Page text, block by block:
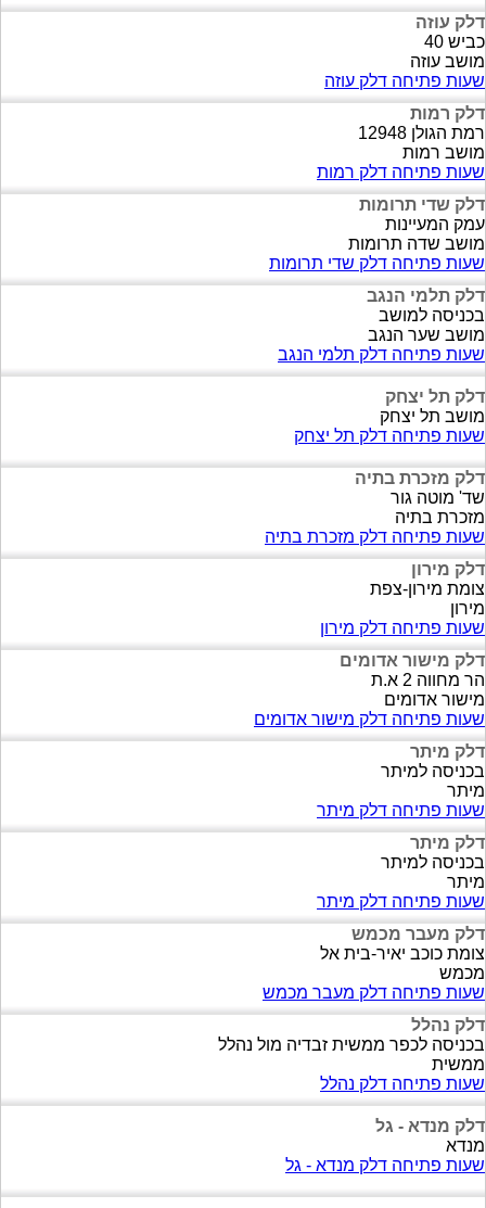
דלק עוזה
כביש 40
מושב עוזה
שעות פתיחה דלק עוזה
דלק רמות
רמת הגולן 12948
מושב רמות
שעות פתיחה דלק רמות
דלק שדי תרומות
עמק המעיינות
מושב שדה תרומות
שעות פתיחה דלק שדי תרומות
דלק תלמי הנגב
בכניסה למושב
מושב שער הנגב
שעות פתיחה דלק תלמי הנגב
דלק תל יצחק
מושב תל יצחק
שעות פתיחה דלק תל יצחק
דלק מזכרת בתיה
שד' מוטה גור
מזכרת בתיה
שעות פתיחה דלק מזכרת בתיה
דלק מירון
צומת מירון-צפת
מירון
שעות פתיחה דלק מירון
דלק מישור אדומים
הר מחווה 2 א.ת
מישור אדומים
שעות פתיחה דלק מישור אדומים
דלק מיתר
בכניסה למיתר
מיתר
שעות פתיחה דלק מיתר
דלק מיתר
בכניסה למיתר
מיתר
שעות פתיחה דלק מיתר
דלק מעבר מכמש
צומת כוכב יאיר-בית אל
מכמש
שעות פתיחה דלק מעבר מכמש
דלק נהלל
בכניסה לכפר ממשית זבדיה מול נהלל
ממשית
שעות פתיחה דלק נהלל
דלק מנדא - גל
מנדא
שעות פתיחה דלק מנדא - גל